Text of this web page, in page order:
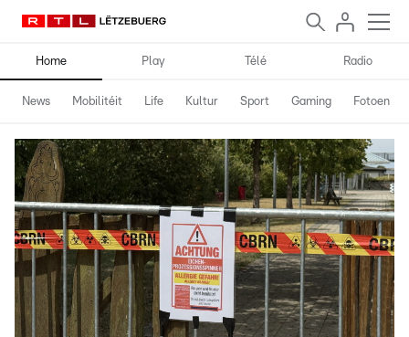
Home Play Télé Radio
News Mobilitéit Life Kultur Sport Gaming Fotoen